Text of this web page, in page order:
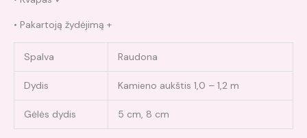
• Pakartoją žydėjimą +
Spalva Raudona
Dydis Kamieno aukštis 1,0 – 1,2 m
Gėlės dydis 5 cm, 8 cm